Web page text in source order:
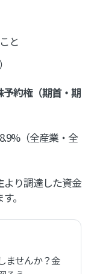
と
権（期首・期
（全産業・全
より調達した資金
。
ませんか？金